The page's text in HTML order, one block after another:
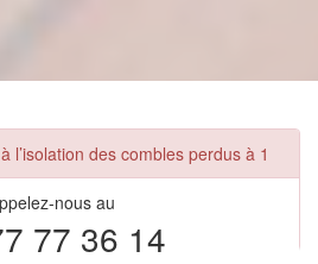
l’isolation des combles perdus à 1
nous au
77 36 14